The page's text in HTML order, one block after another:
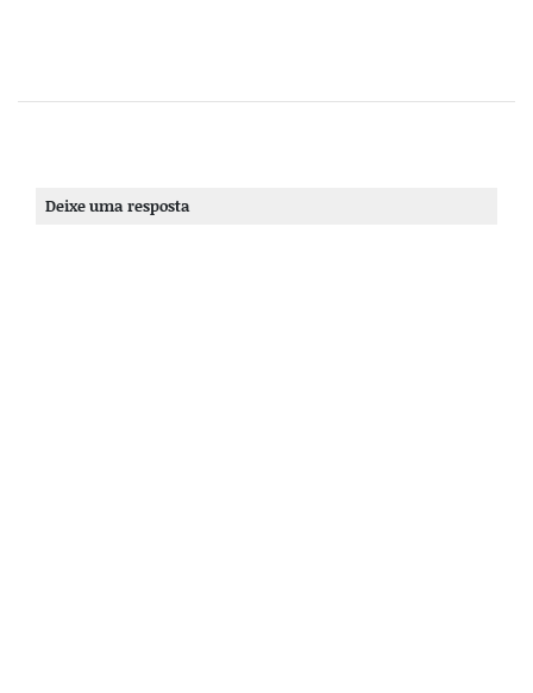
Deixe uma resposta